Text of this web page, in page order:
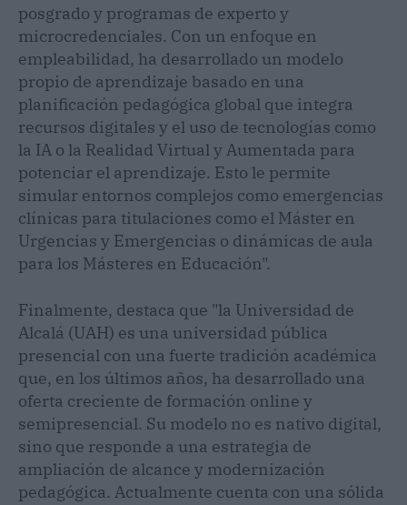
posgrado y programas de experto y
microcredenciales. Con un enfoque en
empleabilidad, ha desarrollado un modelo
propio de aprendizaje basado en una
planificación pedagógica global que integra
recursos digitales y el uso de tecnologías como
la IA o la Realidad Virtual y Aumentada para
potenciar el aprendizaje. Esto le permite
simular entornos complejos como emergencias
clínicas para titulaciones como el Máster en
Urgencias y Emergencias o dinámicas de aula
para los Másteres en Educación".
Finalmente, destaca que "la Universidad de
Alcalá (UAH) es una universidad pública
presencial con una fuerte tradición académica
que, en los últimos años, ha desarrollado una
oferta creciente de formación online y
semipresencial. Su modelo no es nativo digital,
sino que responde a una estrategia de
ampliación de alcance y modernización
pedagógica. Actualmente cuenta con una sólida